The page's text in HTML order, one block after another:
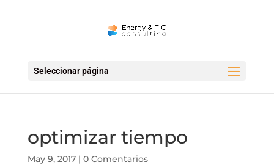
Seleccionar página
optimizar tiempo
May 9, 2017| 0 Comentarios